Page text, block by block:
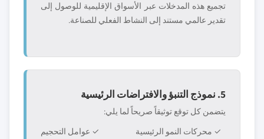
تجميع هذه المدخلات عبر الأسواق الإقليمية للوصول إلى
تقدير عالمي مستند إلى النشاط الفعلي للصناعة.
5. نموذج التنبؤ والافتراضات الرئيسية
يتضمن كل توقع توثيقاً صريحاً لما يلي:
✓ محركات النمو الرئيسية
✓ عوامل التحجيم